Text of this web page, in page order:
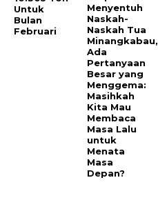
Untuk
Bulan
Februari
Menyentuh
Naskah-
Naskah Tua
Minangkabau,
Ada
Pertanyaan
Besar yang
Menggema:
Masihkah
Kita Mau
Membaca
Masa Lalu
untuk
Menata
Masa
Depan?